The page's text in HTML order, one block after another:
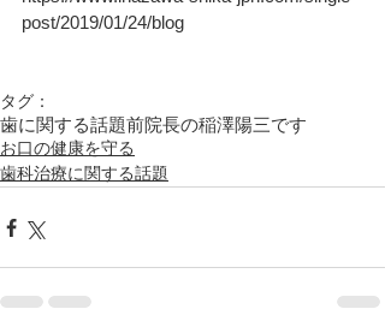
post/2019/01/24/blog
タグ：
歯に関する話題前院長の稲澤陽三です
お口の健康を守る
歯科治療に関する話題